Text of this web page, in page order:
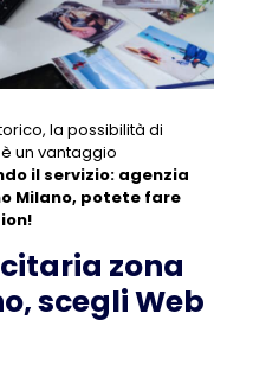
la possibilità di
un vantaggio
il servizio: agenzia
Milano, potete fare
zona
scegli Web